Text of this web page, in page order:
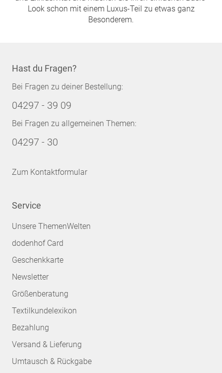
Look schon mit einem Luxus-Teil zu etwas ganz
Besonderem.
Hast du Fragen?
Bei Fragen zu deiner Bestellung:
04297 - 39 09
Bei Fragen zu allgemeinen Themen:
04297 - 30
Zum Kontaktformular
Service
Unsere ThemenWelten
dodenhof Card
Geschenkkarte
Newsletter
Größenberatung
Textilkundelexikon
Bezahlung
Versand & Lieferung
Umtausch & Rückgabe